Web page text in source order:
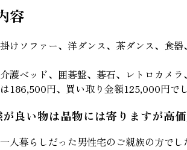
容
けソファー、洋ダンス、茶ダンス、食
護ベッド、囲碁盤、碁石、レトロカメ
186,500円、買い取り金額125,000円で
良い物は品物には寄りますが高
人暮らしだった男性宅のご親族の方でし